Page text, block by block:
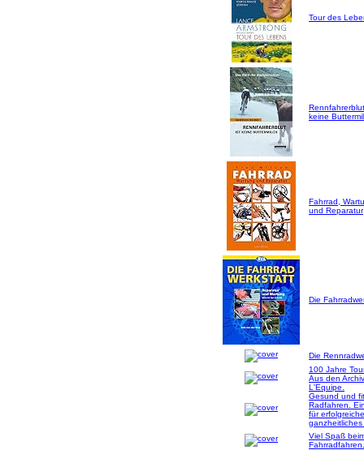
Tour des
keine
Fahrrad,
und Reparatur
Die
Die
100 Jahre
Aus den
L'Equipe.
Gesund und
Radfahren.
für
Viel Spaß
Fahrradfahren.